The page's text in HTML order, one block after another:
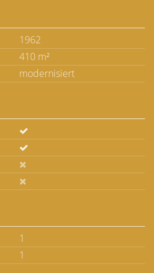
1962
410 m²
modernisiert
1
1